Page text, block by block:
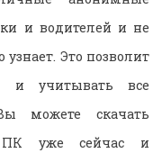
и водителей и не
узнает. Это позволит
и учитывать все
можете скачать
уже сейчас и